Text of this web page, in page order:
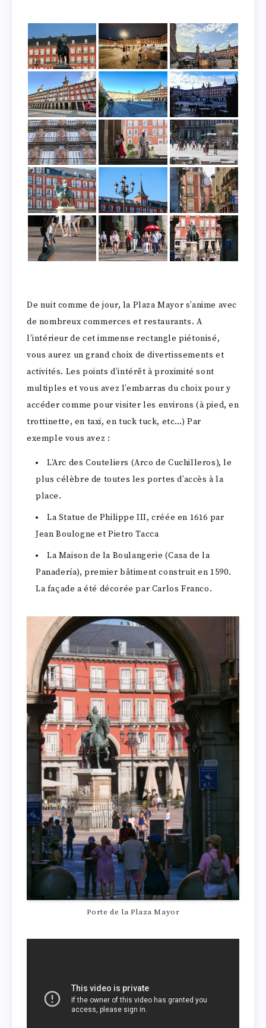
De nuit comme de jour, la Plaza Mayor s’anime avec
de nombreux commerces et restaurants. A
l’intérieur de cet immense rectangle piétonisé,
vous aurez un grand choix de divertissements et
activités. Les points d’intérêt à proximité sont
multiples et vous avez l’embarras du choix pour y
accéder comme pour visiter les environs (à pied, en
trottinette, en taxi, en tuck tuck, etc…) Par
exemple vous avez :
L’Arc des Couteliers (Arco de Cuchilleros), le
plus célèbre de toutes les portes d’accès à la
place.
La Statue de Philippe III, créée en 1616 par
Jean Boulogne et Pietro Tacca
La Maison de la Boulangerie (Casa de la
Panadería), premier bâtiment construit en 1590.
La façade a été décorée par Carlos Franco.
Porte de la Plaza Mayor